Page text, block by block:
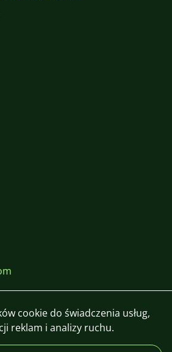
cookie do świadczenia usług,
reklam i analizy ruchu.